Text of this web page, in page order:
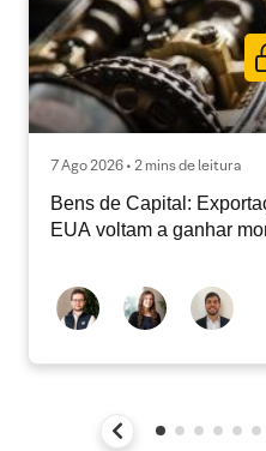
7 Ago 2026 • 2 mins de leitura
Bens de Capital:
EUA voltam a ganhar